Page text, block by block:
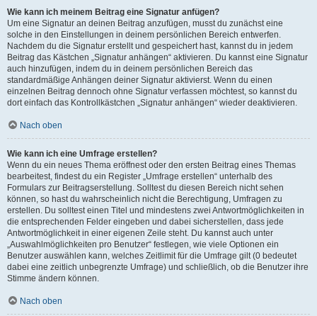
Wie kann ich meinem Beitrag eine Signatur anfügen?
Um eine Signatur an deinen Beitrag anzufügen, musst du zunächst eine
solche in den Einstellungen in deinem persönlichen Bereich entwerfen.
Nachdem du die Signatur erstellt und gespeichert hast, kannst du in jedem
Beitrag das Kästchen „Signatur anhängen“ aktivieren. Du kannst eine Signatur
auch hinzufügen, indem du in deinem persönlichen Bereich das
standardmäßige Anhängen deiner Signatur aktivierst. Wenn du einen
einzelnen Beitrag dennoch ohne Signatur verfassen möchtest, so kannst du
dort einfach das Kontrollkästchen „Signatur anhängen“ wieder deaktivieren.
Nach oben
Wie kann ich eine Umfrage erstellen?
Wenn du ein neues Thema eröffnest oder den ersten Beitrag eines Themas
bearbeitest, findest du ein Register „Umfrage erstellen“ unterhalb des
Formulars zur Beitragserstellung. Solltest du diesen Bereich nicht sehen
können, so hast du wahrscheinlich nicht die Berechtigung, Umfragen zu
erstellen. Du solltest einen Titel und mindestens zwei Antwortmöglichkeiten in
die entsprechenden Felder eingeben und dabei sicherstellen, dass jede
Antwortmöglichkeit in einer eigenen Zeile steht. Du kannst auch unter
„Auswahlmöglichkeiten pro Benutzer“ festlegen, wie viele Optionen ein
Benutzer auswählen kann, welches Zeitlimit für die Umfrage gilt (0 bedeutet
dabei eine zeitlich unbegrenzte Umfrage) und schließlich, ob die Benutzer ihre
Stimme ändern können.
Nach oben